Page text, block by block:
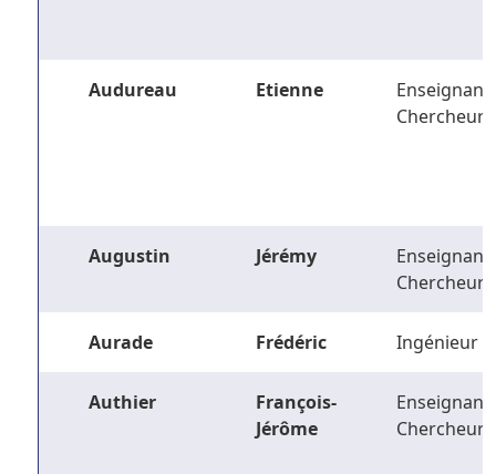
Audureau Etienne
Enseignant-
Chercheur
Augustin Jérémy
Enseignant-
Chercheur
Aurade Frédéric Ingénieur
Authier
François-
Jérôme
Enseignant-
Chercheur